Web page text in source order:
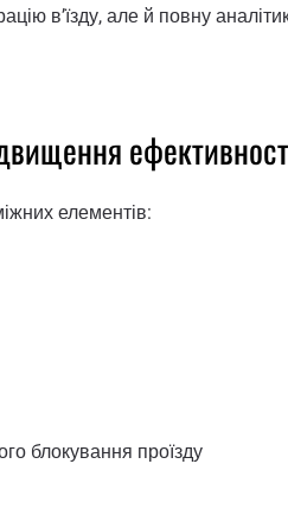
в’їзду, але й повну
елементів:
блокування проїзду